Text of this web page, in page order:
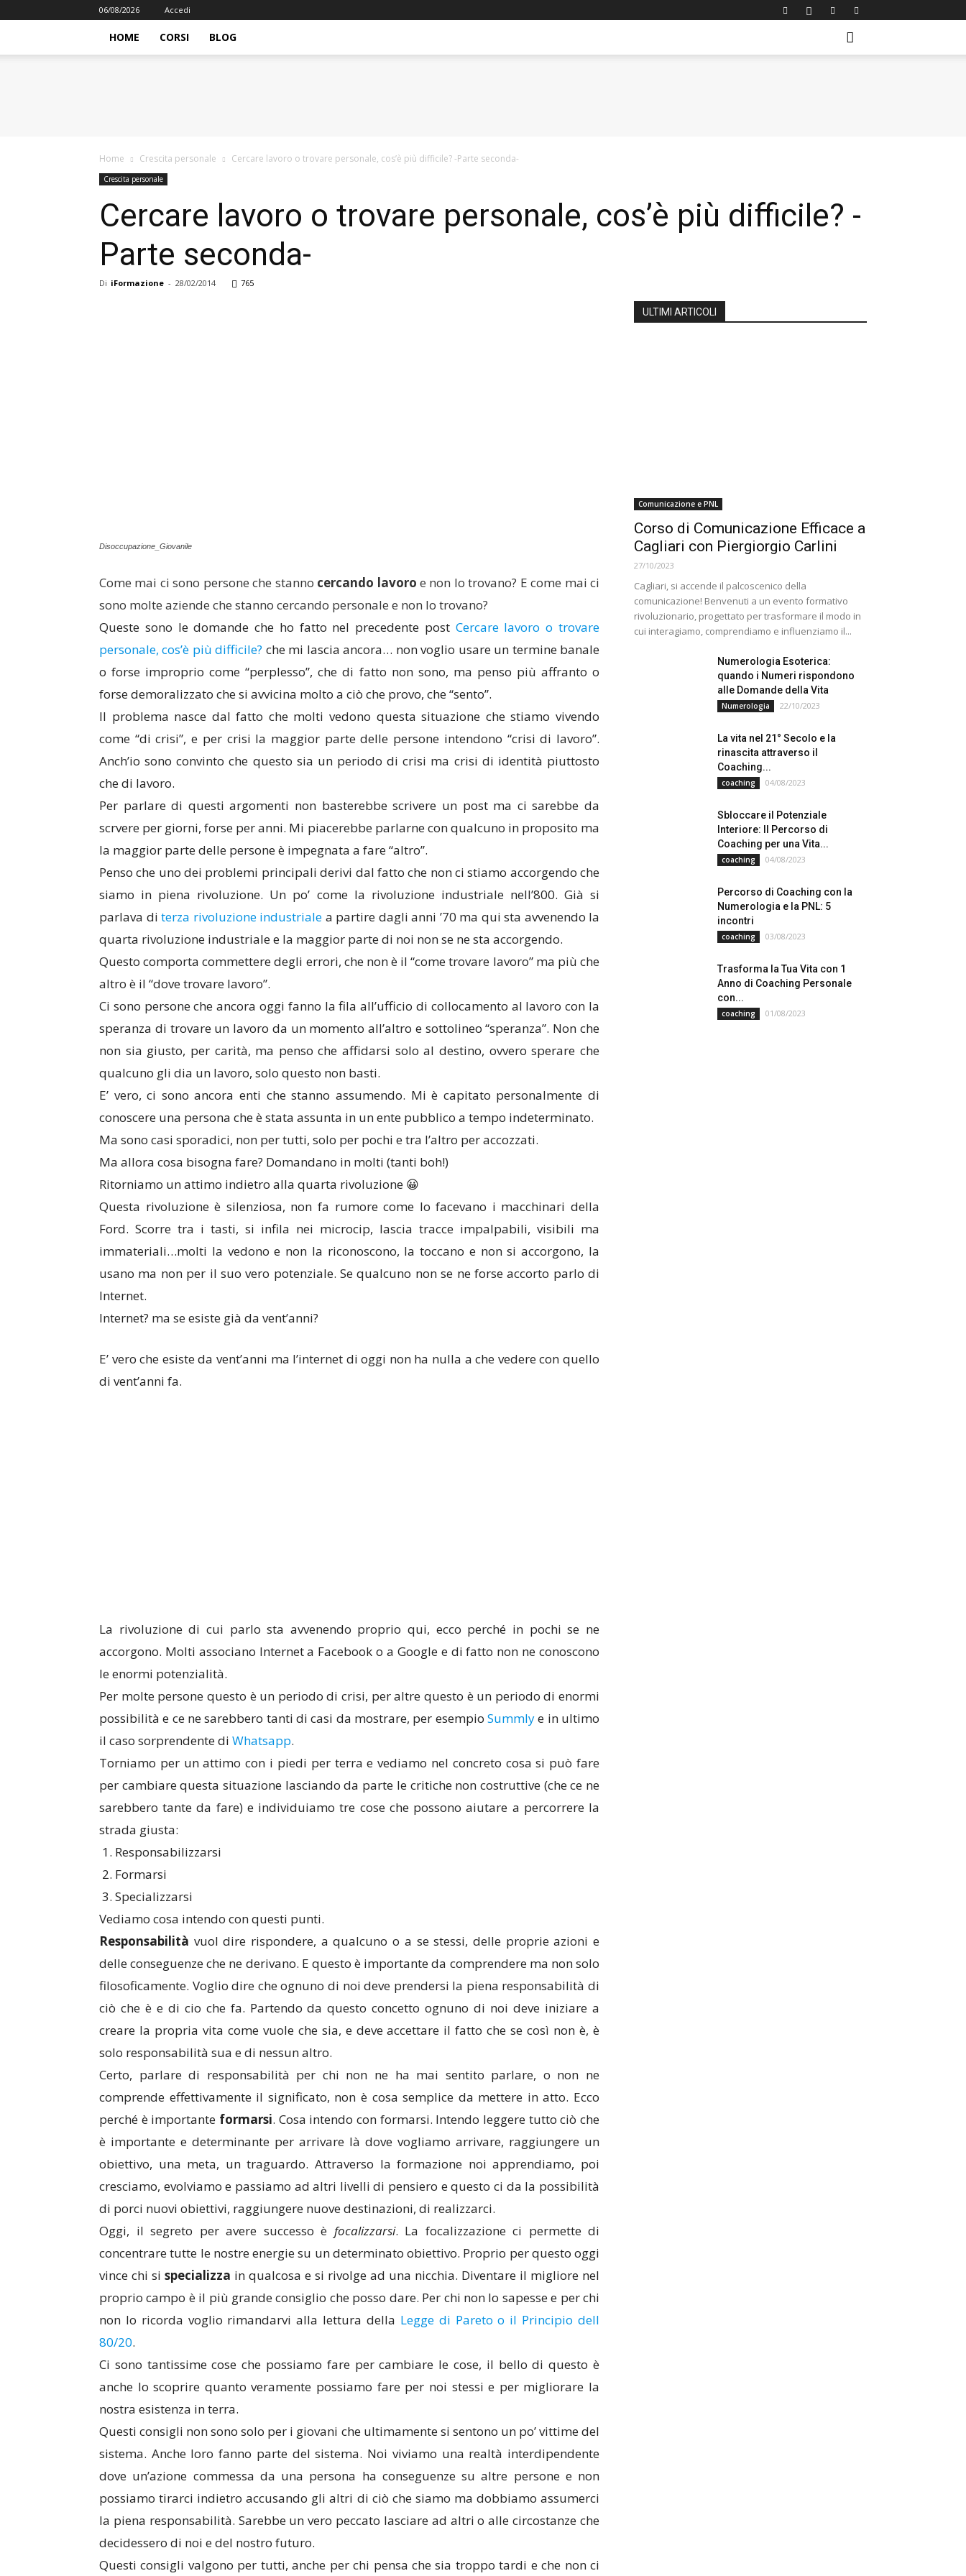
06/08/2026 Accedi
HOME CORSI BLOG
Home Crescita personale Cercare lavoro o trovare personale, cos’è più difficile? -Parte seconda-
Crescita personale
Cercare lavoro o trovare personale, cos’è più difficile? -
Parte seconda-
Di iFormazione - 28/02/2014 765
Disoccupazione_Giovanile
Come mai ci sono persone che stanno cercando lavoro e non lo trovano? E come mai ci
sono molte aziende che stanno cercando personale e non lo trovano?
Queste sono le domande che ho fatto nel precedente post Cercare lavoro o trovare
personale, cos’è più difficile? che mi lascia ancora… non voglio usare un termine banale
o forse improprio come “perplesso”, che di fatto non sono, ma penso più affranto o
forse demoralizzato che si avvicina molto a ciò che provo, che “sento”.
Il problema nasce dal fatto che molti vedono questa situazione che stiamo vivendo
come “di crisi”, e per crisi la maggior parte delle persone intendono “crisi di lavoro”.
Anch’io sono convinto che questo sia un periodo di crisi ma crisi di identità piuttosto
che di lavoro.
Per parlare di questi argomenti non basterebbe scrivere un post ma ci sarebbe da
scrvere per giorni, forse per anni. Mi piacerebbe parlarne con qualcuno in proposito ma
la maggior parte delle persone è impegnata a fare “altro”.
Penso che uno dei problemi principali derivi dal fatto che non ci stiamo accorgendo che
siamo in piena rivoluzione. Un po’ come la rivoluzione industriale nell’800. Già si
parlava di terza rivoluzione industriale a partire dagli anni ’70 ma qui sta avvenendo la
quarta rivoluzione industriale e la maggior parte di noi non se ne sta accorgendo.
Questo comporta commettere degli errori, che non è il “come trovare lavoro” ma più che
altro è il “dove trovare lavoro”.
Ci sono persone che ancora oggi fanno la fila all’ufficio di collocamento al lavoro con la
speranza di trovare un lavoro da un momento all’altro e sottolineo “speranza”. Non che
non sia giusto, per carità, ma penso che affidarsi solo al destino, ovvero sperare che
qualcuno gli dia un lavoro, solo questo non basti.
E’ vero, ci sono ancora enti che stanno assumendo. Mi è capitato personalmente di
conoscere una persona che è stata assunta in un ente pubblico a tempo indeterminato.
Ma sono casi sporadici, non per tutti, solo per pochi e tra l’altro per accozzati.
Ma allora cosa bisogna fare? Domandano in molti (tanti boh!)
Ritorniamo un attimo indietro alla quarta rivoluzione 😀
Questa rivoluzione è silenziosa, non fa rumore come lo facevano i macchinari della
Ford. Scorre tra i tasti, si infila nei microcip, lascia tracce impalpabili, visibili ma
immateriali…molti la vedono e non la riconoscono, la toccano e non si accorgono, la
usano ma non per il suo vero potenziale. Se qualcuno non se ne forse accorto parlo di
Internet.
Internet? ma se esiste già da vent’anni?
E’ vero che esiste da vent’anni ma l’internet di oggi non ha nulla a che vedere con quello
di vent’anni fa.
La rivoluzione di cui parlo sta avvenendo proprio qui, ecco perché in pochi se ne
accorgono. Molti associano Internet a Facebook o a Google e di fatto non ne conoscono
le enormi potenzialità.
Per molte persone questo è un periodo di crisi, per altre questo è un periodo di enormi
possibilità e ce ne sarebbero tanti di casi da mostrare, per esempio Summlye in ultimo
il caso sorprendente di Whatsapp.
Torniamo per un attimo con i piedi per terra e vediamo nel concreto cosa si può fare
per cambiare questa situazione lasciando da parte le critiche non costruttive (che ce ne
sarebbero tante da fare) e individuiamo tre cose che possono aiutare a percorrere la
strada giusta:
1. Responsabilizzarsi
2. Formarsi
3. Specializzarsi
Vediamo cosa intendo con questi punti.
Responsabilità vuol dire rispondere, a qualcuno o a se stessi, delle proprie azioni e
delle conseguenze che ne derivano. E questo è importante da comprendere ma non solo
filosoficamente. Voglio dire che ognuno di noi deve prendersi la piena responsabilità di
ciò che è e di cio che fa. Partendo da questo concetto ognuno di noi deve iniziare a
creare la propria vita come vuole che sia, e deve accettare il fatto che se così non è, è
solo responsabilità sua e di nessun altro.
Certo, parlare di responsabilità per chi non ne ha mai sentito parlare, o non ne
comprende effettivamente il significato, non è cosa semplice da mettere in atto. Ecco
perché è importante formarsi. Cosa intendo con formarsi. Intendo leggere tutto ciò che
è importante e determinante per arrivare là dove vogliamo arrivare, raggiungere un
obiettivo, una meta, un traguardo. Attraverso la formazione noi apprendiamo, poi
cresciamo, evolviamo e passiamo ad altri livelli di pensiero e questo ci da la possibilità
di porci nuovi obiettivi, raggiungere nuove destinazioni, di realizzarci.
Oggi, il segreto per avere successo è focalizzarsi. La focalizzazione ci permette di
concentrare tutte le nostre energie su un determinato obiettivo. Proprio per questo oggi
vince chi si specializza in qualcosa e si rivolge ad una nicchia. Diventare il migliore nel
proprio campo è il più grande consiglio che posso dare. Per chi non lo sapesse e per chi
non lo ricorda voglio rimandarvi alla lettura della Legge di Pareto o il Principio dell
80/20.
Ci sono tantissime cose che possiamo fare per cambiare le cose, il bello di questo è
anche lo scoprire quanto veramente possiamo fare per noi stessi e per migliorare la
nostra esistenza in terra.
Questi consigli non sono solo per i giovani che ultimamente si sentono un po’ vittime del
sistema. Anche loro fanno parte del sistema. Noi viviamo una realtà interdipendente
dove un’azione commessa da una persona ha conseguenze su altre persone e non
possiamo tirarci indietro accusando gli altri di ciò che siamo ma dobbiamo assumerci
la piena responsabilità. Sarebbe un vero peccato lasciare ad altri o alle circostanze che
decidessero di noi e del nostro futuro.
Questi consigli valgono per tutti, anche per chi pensa che sia troppo tardi e che non ci
ULTIMI ARTICOLI
Comunicazione e PNL
Corso di Comunicazione Efficace a
Cagliari con Piergiorgio Carlini
27/10/2023
Cagliari, si accende il palcoscenico della
comunicazione! Benvenuti a un evento formativo
rivoluzionario, progettato per trasformare il modo in
cui interagiamo, comprendiamo e influenziamo il...
Numerologia Esoterica:
quando i Numeri rispondono
alle Domande della Vita
Numerologia 22/10/2023
La vita nel 21° Secolo e la
rinascita attraverso il
Coaching...
coaching 04/08/2023
Sbloccare il Potenziale
Interiore: Il Percorso di
Coaching per una Vita...
coaching 04/08/2023
Percorso di Coaching con la
Numerologia e la PNL: 5
incontri
coaching 03/08/2023
Trasforma la Tua Vita con 1
Anno di Coaching Personale
con...
coaching 01/08/2023